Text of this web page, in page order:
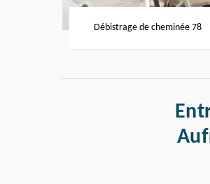
Débistrage de cheminée 78